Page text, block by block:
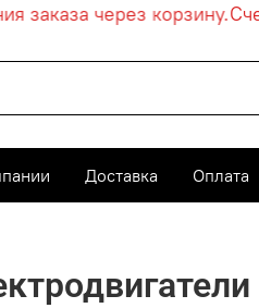
через корзину.Счет
Доставка Оплата